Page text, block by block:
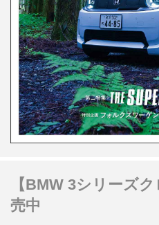
【BMW 3シリーズ
売中